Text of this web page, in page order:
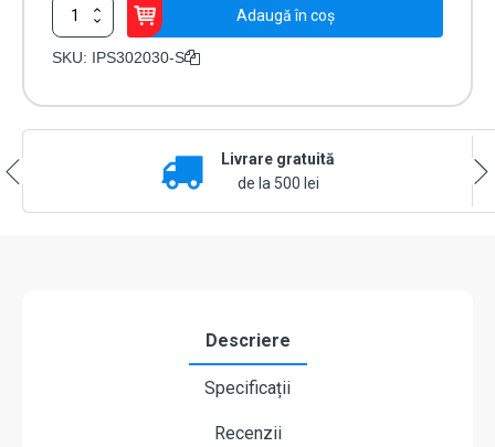
Cantitate
Difuzor
IP
Adaugă în coș
SKU: IPS302030-S
Livrare gratuită
de la 500 lei
Descriere
Specificații
Recenzii